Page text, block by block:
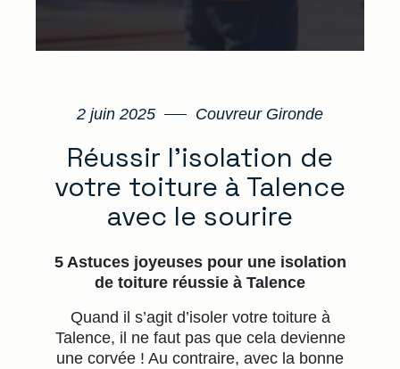
2 juin 2025 Couvreur Gironde
Réussir l’isolation de
votre toiture à Talence
avec le sourire
5 Astuces joyeuses pour une isolation
de toiture réussie à Talence
Quand il s’agit d’isoler votre toiture à
Talence, il ne faut pas que cela devienne
une corvée ! Au contraire, avec la bonne